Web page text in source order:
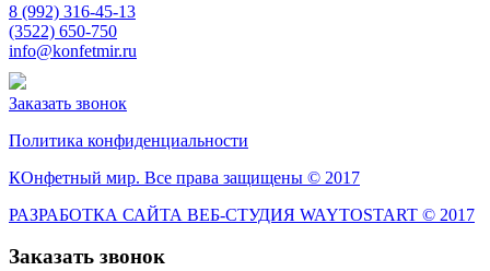
8 (992) 316-45-13
(3522) 650-750
info@konfetmir.ru
Заказать звонок
Политика конфиденциальности
КОнфетный мир. Все права защищены © 2017
РАЗРАБОТКА САЙТА ВЕБ-СТУДИЯ WAYTOSTART © 2017
Заказать звонок